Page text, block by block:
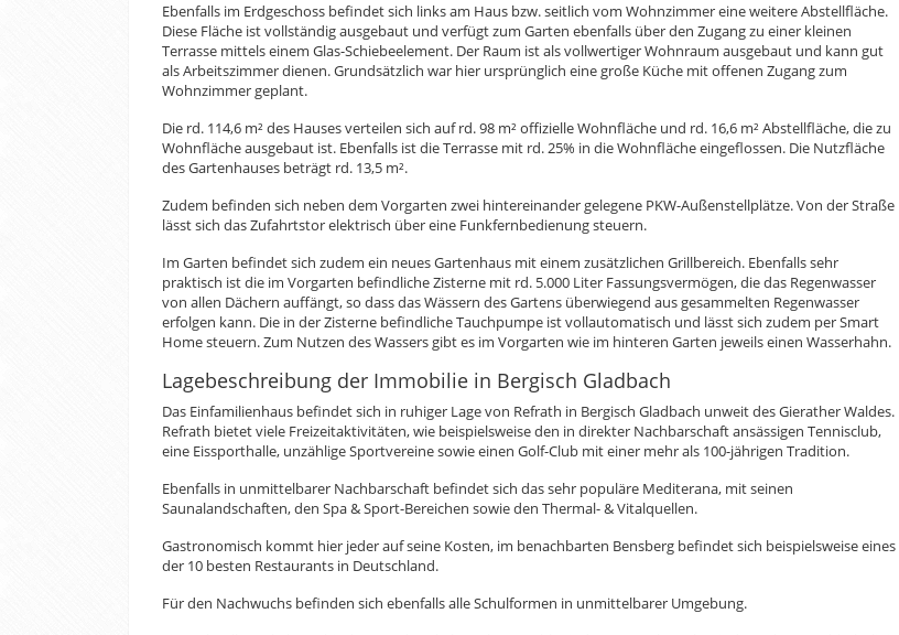
Ebenfalls im Erdgeschoss befindet sich links am Haus bzw. seitlich vom Wohnzimmer eine weitere Abstellfläche.
Diese Fläche ist vollständig ausgebaut und verfügt zum Garten ebenfalls über den Zugang zu einer kleinen
Terrasse mittels einem Glas-Schiebeelement. Der Raum ist als vollwertiger Wohnraum ausgebaut und kann gut
als Arbeitszimmer dienen. Grundsätzlich war hier ursprünglich eine große Küche mit offenen Zugang zum
Wohnzimmer geplant.
Die rd. 114,6 m² des Hauses verteilen sich auf rd. 98 m² offizielle Wohnfläche und rd. 16,6 m² Abstellfläche, die zu
Wohnfläche ausgebaut ist. Ebenfalls ist die Terrasse mit rd. 25% in die Wohnfläche eingeflossen. Die Nutzfläche
des Gartenhauses beträgt rd. 13,5 m².
Zudem befinden sich neben dem Vorgarten zwei hintereinander gelegene PKW-Außenstellplätze. Von der Straße
lässt sich das Zufahrtstor elektrisch über eine Funkfernbedienung steuern.
Im Garten befindet sich zudem ein neues Gartenhaus mit einem zusätzlichen Grillbereich. Ebenfalls sehr
praktisch ist die im Vorgarten befindliche Zisterne mit rd. 5.000 Liter Fassungsvermögen, die das Regenwasser
von allen Dächern auffängt, so dass das Wässern des Gartens überwiegend aus gesammelten Regenwasser
erfolgen kann. Die in der Zisterne befindliche Tauchpumpe ist vollautomatisch und lässt sich zudem per Smart
Home steuern. Zum Nutzen des Wassers gibt es im Vorgarten wie im hinteren Garten jeweils einen Wasserhahn.
Lagebeschreibung der Immobilie in Bergisch Gladbach
Das Einfamilienhaus befindet sich in ruhiger Lage von Refrath in Bergisch Gladbach unweit des Gierather Waldes.
Refrath bietet viele Freizeitaktivitäten, wie beispielsweise den in direkter Nachbarschaft ansässigen Tennisclub,
eine Eissporthalle, unzählige Sportvereine sowie einen Golf-Club mit einer mehr als 100-jährigen Tradition.
Ebenfalls in unmittelbarer Nachbarschaft befindet sich das sehr populäre Mediterana, mit seinen
Saunalandschaften, den Spa & Sport-Bereichen sowie den Thermal- & Vitalquellen.
Gastronomisch kommt hier jeder auf seine Kosten, im benachbarten Bensberg befindet sich beispielsweise eines
der 10 besten Restaurants in Deutschland.
Für den Nachwuchs befinden sich ebenfalls alle Schulformen in unmittelbarer Umgebung.